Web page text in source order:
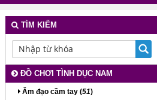
TÌM KIẾM
ĐỒ CHƠI TÌNH DỤC NAM
Âm đạo cầm tay (51)